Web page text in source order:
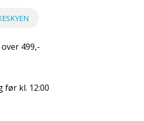
499,-
før kl. 12:00